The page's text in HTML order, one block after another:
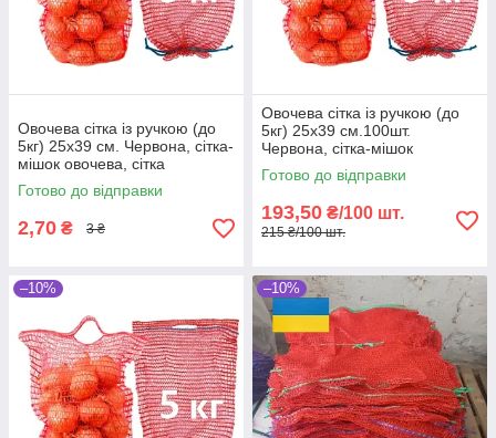
Овочева сітка із ручкою (до
5кг) 25х39 см. Червона, сітка-
мішок овочева, сітка
пакувальна для овочів, мішки
овочеві
Готово до відправки
2,70 ₴ 3 ₴
Овочева сітка із ручкою (до
5кг) 25х39 см.100шт.
Червона, сітка-мішок
овочева, сітка пакувальна
для овочів, мішки овочеві
Готово до відправки
193,50 ₴/100 шт.
215 ₴/100 шт.
–10% –10%